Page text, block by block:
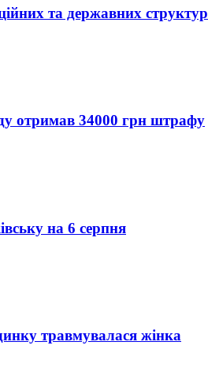
та державних структур
отримав 34000 грн штрафу
на 6 серпня
травмувалася жінка